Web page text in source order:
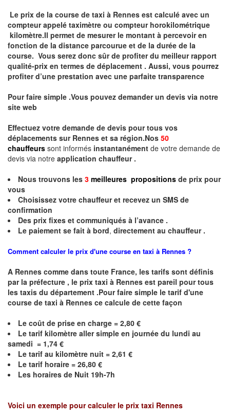
Le prix de la course de taxi à Rennes est calculé avec un
compteurappelé taximètre ou compteur horokilométrique
kilomètre.Il permet de mesurer le montant à percevoir en
fonction de la distance parcourue et de la durée de la
course. Vous serez donc sûr de profiter du meilleur rapport
qualité-prix en termes de déplacement . Aussi, vous pourrez
profiter d’une prestation avec une parfaite transparence
Pour faire simple .Vous pouvez demander un devis via notre
site web
Effectuez votre demande de devis pour tous vos
déplacements sur Rennes et sa région.Nos 50
chauffeurs sont informés instantanément de votre demande de
devis via notre application chauffeur .
Nous trouvons les 3 meilleures propositions de prix pour
vous
Choisissez votre chauffeur et recevez un SMS de
confirmation
Des prix fixes et communiqués à l’avance .
Le paiement se fait à bord, directement au chauffeur .
Comment calculer le prix d'une course en taxi à Rennes ?
A Rennes comme dans toute France, les tarifs sont définis
par la préfecture , le prix taxi à Rennes est pareil pour tous
les taxis du département .Pour faire simple le tarif d'une
course de taxi à Rennes ce calcule de cette façon
Le coût de prise en charge = 2,80 €
Le tarif kilomètre aller simple en journée du lundi au
samedi = 1,74 €
Le tarif au kilomètre nuit = 2,61 €
Le tarif horaire = 26,80 €
Les horaires de Nuit 19h-7h
Voici un exemple pour calculer le prix taxi Rennes